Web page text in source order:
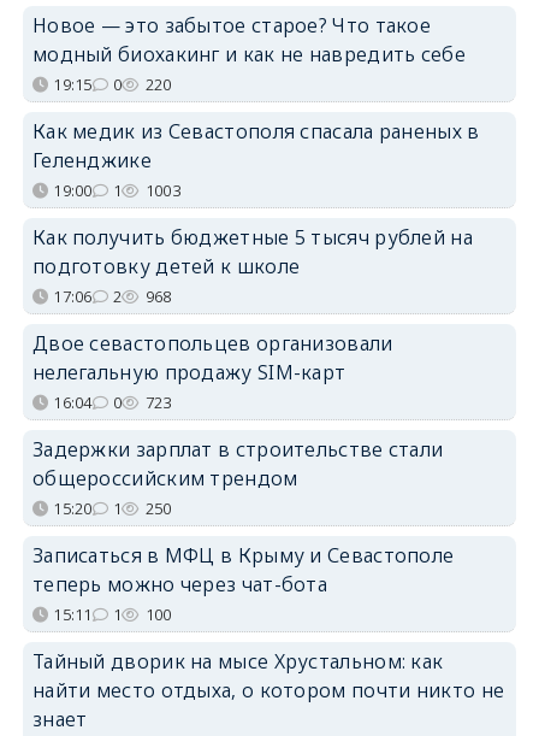
Новое — это забытое старое? Что такое
модный биохакинг и как не навредить себе
19:15 0 220
Как медик из Севастополя спасала раненых в
Геленджике
19:00 1 1003
Как получить бюджетные 5 тысяч рублей на
подготовку детей к школе
17:06 2 968
Двое севастопольцев организовали
нелегальную продажу SIM-карт
16:04 0 723
Задержки зарплат в строительстве стали
общероссийским трендом
15:20 1 250
Записаться в МФЦ в Крыму и Севастополе
теперь можно через чат-бота
15:11 1 100
Тайный дворик на мысе Хрустальном: как
найти место отдыха, о котором почти никто не
знает